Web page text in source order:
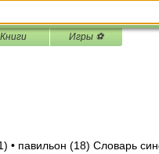
Книги Игры ⚽
• павильон (18) Словарь